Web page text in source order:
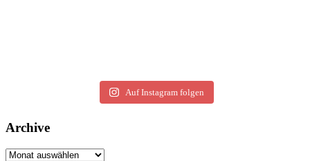
Auf Instagram folgen
Archive
Archive